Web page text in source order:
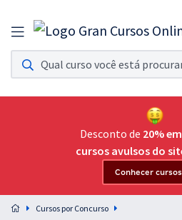
Assinatura Ilimitada 11
Acesso a todos os cursos. Teste grátis por 7
Assinatura OAB Até Passar
Acesso ilimitado a toda preparação para o
Preparação completa e intensiva para as
residências em saúde do Brasil
Desconto de 20%
cursos avulsos do
Conhecer cursos
Cursos por Concurso